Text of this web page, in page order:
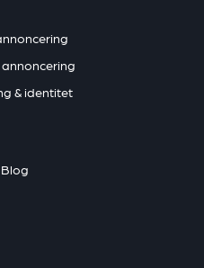
& identitet
Blog